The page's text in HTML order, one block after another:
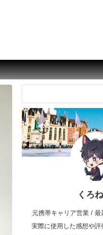
くろ
元携帯キャリア営業 /
実際に使用した感想や